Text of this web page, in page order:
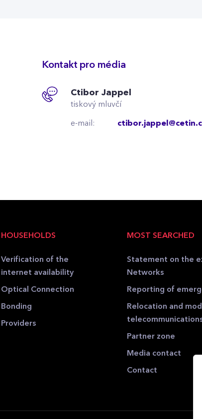
Kontakt pro média
Ctibor Jappel
tiskový mluvčí
e-mail:
HOUSEHOLDS
Verification of the
internet availability
Optical Connection
Bonding
Providers
MOST SEARCHED
Statement on the
Networks
Reporting of
Relocation and
Partner zone
Media contact
Contact